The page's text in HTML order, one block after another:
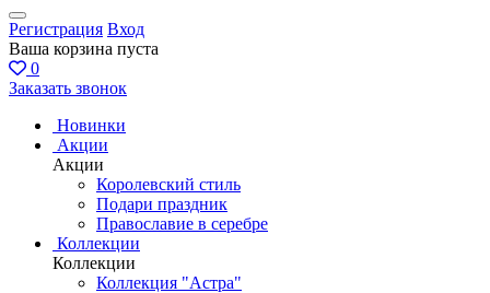
Регистрация Вход
Ваша корзина пуста
0
Заказать звонок
Новинки
Акции
Акции
Королевский стиль
Подари праздник
Православие в серебре
Коллекции
Коллекции
Коллекция "Астра"